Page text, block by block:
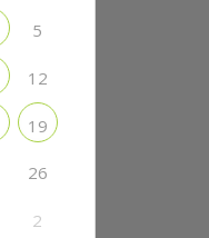
5
12
19
26
2